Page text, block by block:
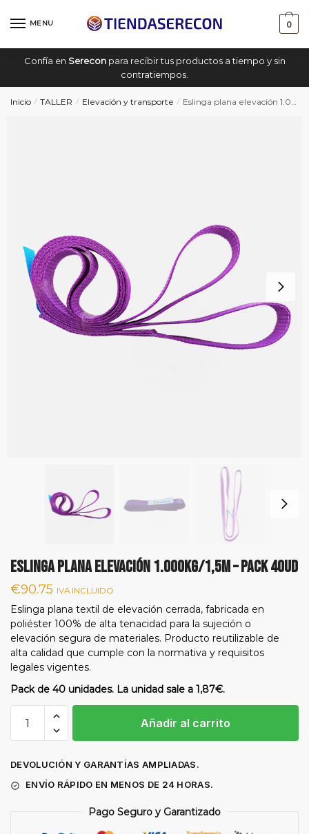
MENU 0
Confía en Sereconpara recibir tus productos a tiempo y sin
contratiempos.
Inicio / TALLER / Elevación y transporte / Eslinga plana elevación 1.000Kg/1,5m – Pack 40ud
Eslinga plana elevación 1.000Kg/1,5m – Pack 40ud
€90.75 IVA INCLUIDO
Eslinga plana textil de elevación cerrada, fabricada en
poliéster 100% de alta tenacidad para la sujeción o
elevación segura de materiales. Producto reutilizable de
alta calidad que cumple con la normativa y requisitos
legales vigentes.
Pack de 40 unidades. La unidad sale a 1,87€.
plana
1.000Kg/1,5m
-
Añadir al carrito
DEVOLUCIÓN Y GARANTÍAS AMPLIADAS.
ENVÍO RÁPIDO EN MENOS DE 24 HORAS.
Pago Seguro y Garantizado